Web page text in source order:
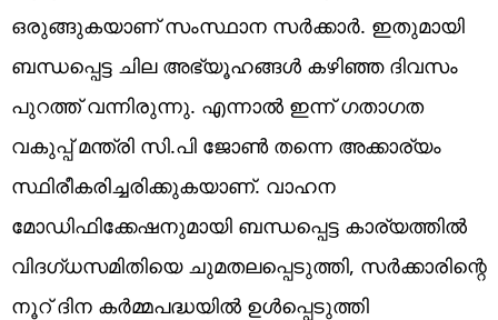
ഒരുങ്ങുകയാണ് സംസ്ഥാന സര്‍ക്കാര്‍. ഇതുമായി
ബന്ധപ്പെട്ട ചില അഭ്യൂഹങ്ങള്‍ കഴിഞ്ഞ ദിവസം
പുറത്ത് വന്നിരുന്നു. എന്നാല്‍ ഇന്ന് ഗതാഗത
വകുപ്പ് മന്ത്രി സി.പി ജോണ്‍ തന്നെ അക്കാര്യം
സ്ഥിരീകരിച്ചരിക്കുകയാണ്. വാഹന
മോഡിഫിക്കേഷനുമായി ബന്ധപ്പെട്ട കാര്യത്തില്‍
വിദഗ്ധസമിതിയെ ചുമതലപ്പെടുത്തി, സര്‍ക്കാരിന്റെ
നൂറ് ദിന കര്‍മ്മപദ്ധയില്‍ ഉള്‍പ്പെടുത്തി